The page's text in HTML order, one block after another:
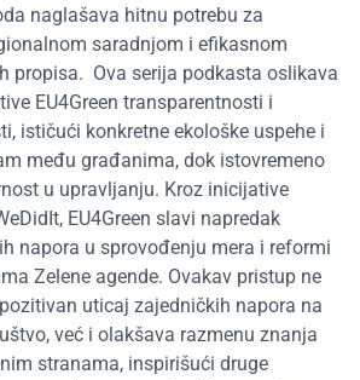
naglašava hitnu potrebu za
saradnjom i efikasnom
propisa. Ova serija podkasta oslikava
EU4Green transparentnosti i
ističući konkretne ekološke uspehe i
među građanima, dok istovremeno
u upravljanju. Kroz inicijative
EU4Green slavi napredak
napora u sprovođenju mera i reformi
Zelene agende. Ovakav pristup ne
uticaj zajedničkih napora na
već i olakšava razmenu znanja
stranama, inspirišući druge